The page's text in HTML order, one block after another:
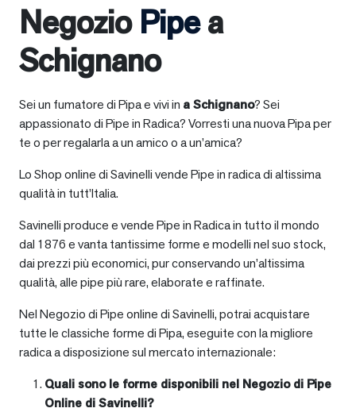
Negozio Pipea
Schignano
Sei un fumatore di Pipa e vivi in aSchignano? Sei
appassionato di Pipe in Radica? Vorresti una nuova Pipa per
te o per regalarla a un amico o a un’amica?
Lo Shop online di Savinelli vende Pipe in radica di altissima
qualità in tutt’Italia.
Savinelli produce e vende Pipe in Radica in tutto il mondo
dal 1876 e vanta tantissime forme e modelli nel suo stock,
dai prezzi più economici, pur conservando un’altissima
qualità, alle pipe più rare, elaborate e raffinate.
Nel Negozio di Pipe online di Savinelli, potrai acquistare
tutte le classiche forme di Pipa, eseguite con la migliore
radica a disposizione sul mercato internazionale:
Quali sono le forme disponibili nel Negozio di Pipe
Online di Savinelli?